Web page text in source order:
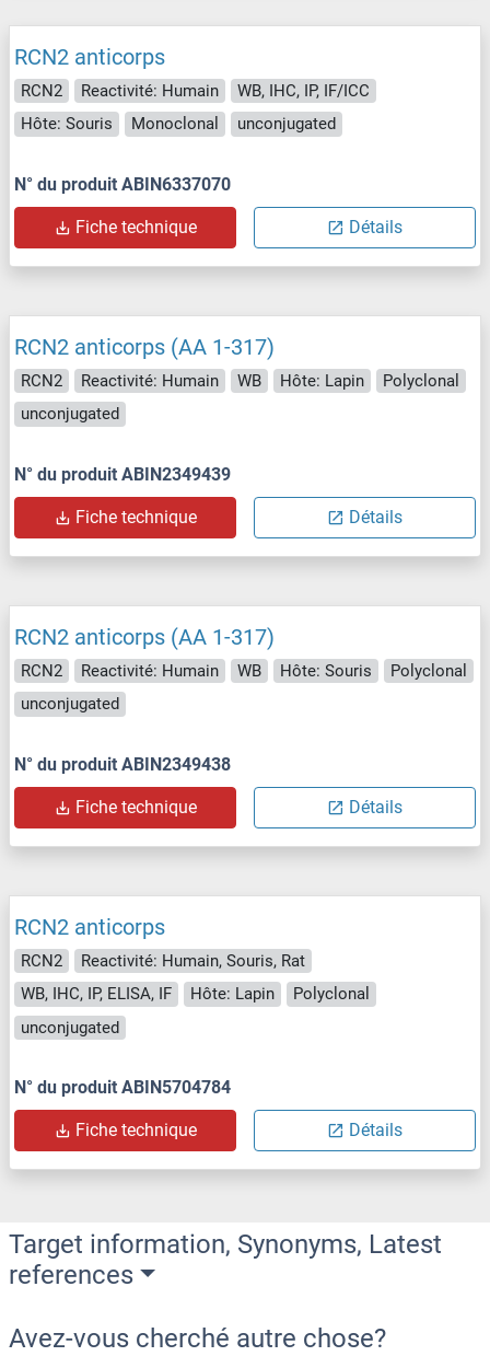
RCN2 anticorps
RCN2 Reactivité: Humain
WB, IHC, IP, IF/ICC
Hôte: Souris
Monoclonal unconjugated
N° du produit ABIN6337070
Fiche technique Détails
RCN2 anticorps (AA 1-317)
RCN2 Reactivité: Humain WB Hôte: Lapin
Polyclonal
unconjugated
N° du produit ABIN2349439
Fiche technique Détails
RCN2 anticorps (AA 1-317)
RCN2 Reactivité: Humain WB Hôte: Souris
Polyclonal
unconjugated
N° du produit ABIN2349438
Fiche technique Détails
RCN2 anticorps
RCN2
Reactivité: Humain, Souris, Rat
WB, IHC, IP, ELISA, IF
Hôte: Lapin
Polyclonal
unconjugated
N° du produit ABIN5704784
Fiche technique Détails
Target information, Synonyms, Latest
references
Avez-vous cherché autre chose?